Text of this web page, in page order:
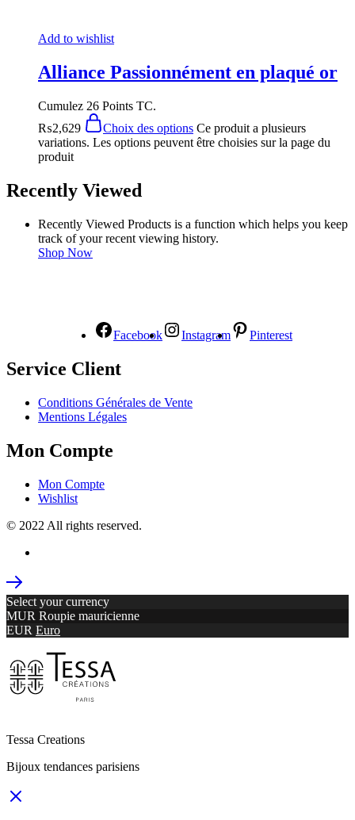
Add to wishlist
Alliance Passionnément en plaqué or
Cumulez 26 Points TC.
₨2,629 Choix des options Ce produit a plusieurs
variations. Les options peuvent être choisies sur la page du
produit
Recently Viewed
Recently Viewed Products is a function which helps you keep
track of your recent viewing history.
Shop Now
Facebook Instagram Pinterest
Service Client
Conditions Générales de Vente
Mentions Légales
Mon Compte
Mon Compte
Wishlist
© 2022 All rights reserved.
Select your currency
MUR Roupie mauricienne
EUR Euro
Tessa Creations
Bijoux tendances parisiens